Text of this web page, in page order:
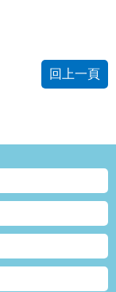
回上一頁